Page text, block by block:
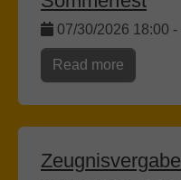
07/30/2026 18:00 -
Read more
Zeugnisvergabe